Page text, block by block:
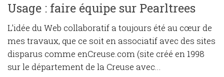
Usage : faire équipe sur Pearltrees
L’idée du Web collaboratif a toujours été au cœur de
mes travaux, que ce soit en associatif avec des sites
disparus comme enCreuse.com (site créé en 1998
sur le département de la Creuse avec...